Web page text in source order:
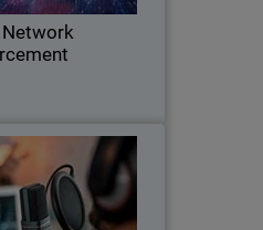
Suono (RDS)
per mandare